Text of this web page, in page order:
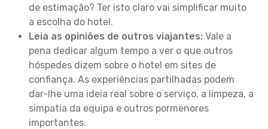
de estimação? Ter isto claro vai simplificar muito
a escolha do hotel.
Leia as opiniões de outros viajantes: Vale a
pena dedicar algum tempo a ver o que outros
hóspedes dizem sobre o hotel em sites de
confiança. As experiências partilhadas podem
dar-lhe uma ideia real sobre o serviço, a limpeza, a
simpatia da equipa e outros pormenores
importantes.